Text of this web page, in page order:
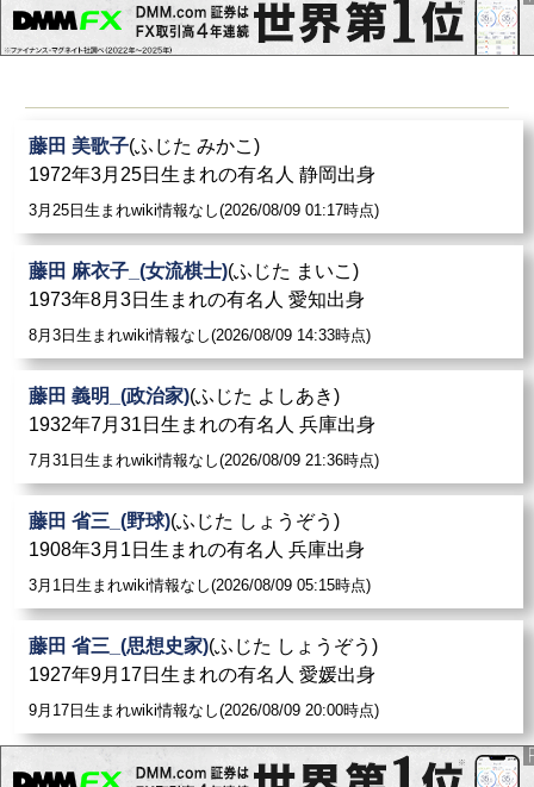
藤田 美歌子(ふじた みかこ)
1972年3月25日生まれの有名人 静岡出身
3月25日生まれwiki情報なし(2026/08/09 01:17時点)
藤田 麻衣子_(女流棋士)(ふじた まいこ)
1973年8月3日生まれの有名人 愛知出身
8月3日生まれwiki情報なし(2026/08/09 14:33時点)
藤田 義明_(政治家)(ふじた よしあき)
1932年7月31日生まれの有名人 兵庫出身
7月31日生まれwiki情報なし(2026/08/09 21:36時点)
藤田 省三_(野球)(ふじた しょうぞう)
1908年3月1日生まれの有名人 兵庫出身
3月1日生まれwiki情報なし(2026/08/09 05:15時点)
藤田 省三_(思想史家)(ふじた しょうぞう)
1927年9月17日生まれの有名人 愛媛出身
9月17日生まれwiki情報なし(2026/08/09 20:00時点)